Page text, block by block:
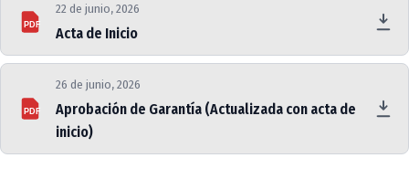
PDF
22 de junio, 2026
Acta de Inicio
PDF
26 de junio, 2026
Aprobación de Garantía (Actualizada con acta de
inicio)